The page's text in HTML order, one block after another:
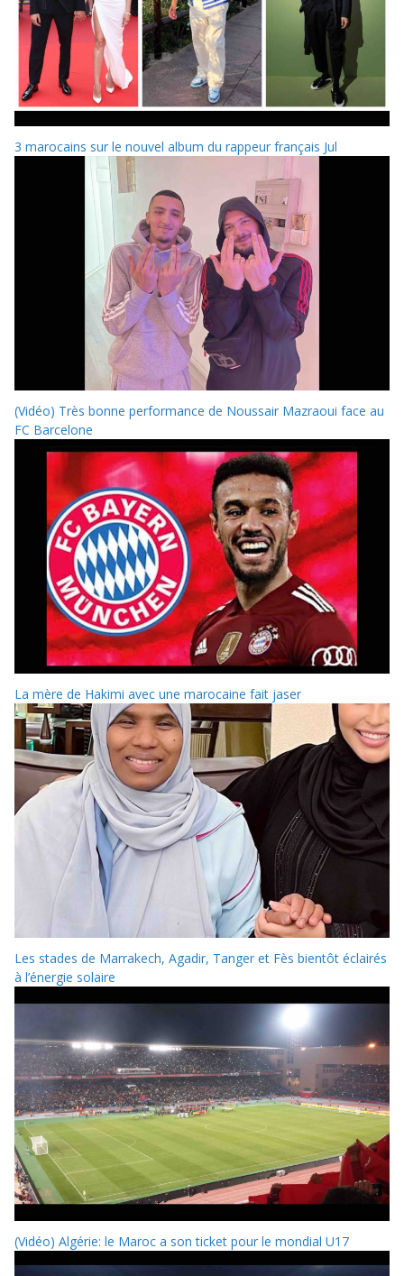
3 marocains sur le nouvel album du rappeur français Jul
(Vidéo) Très bonne performance de Noussair Mazraoui face au
FC Barcelone
La mère de Hakimi avec une marocaine fait jaser
Les stades de Marrakech, Agadir, Tanger et Fès bientôt éclairés
à l’énergie solaire
(Vidéo) Algérie: le Maroc a son ticket pour le mondial U17